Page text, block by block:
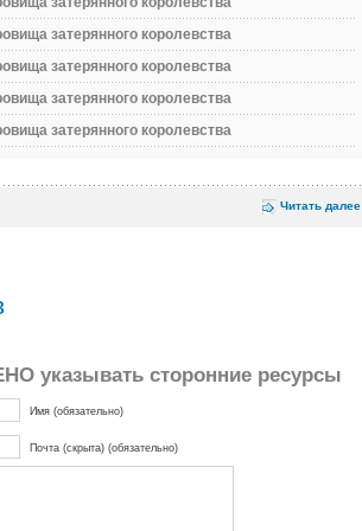
затерянного королевства
затерянного королевства
затерянного королевства
затерянного королевства
Читать далее
указывать сторонние ресурсы
Имя (обязательно)
Почта (скрыта) (обязательно)